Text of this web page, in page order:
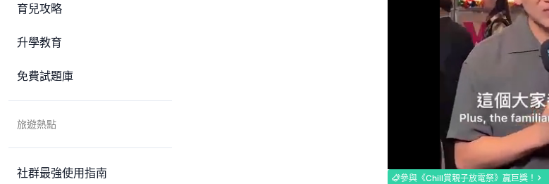
育兒攻略
升學教育
免費試題庫
旅遊熱點
社群最強使用指南 參與《Chill賞親子放電祭》贏巨獎！